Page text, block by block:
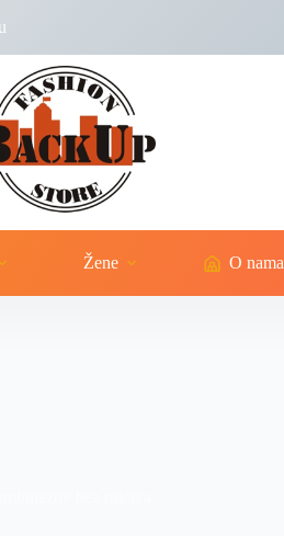
Žene O nama